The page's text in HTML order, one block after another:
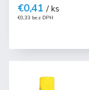
€0,33 bez DPH
€0,41 / ks